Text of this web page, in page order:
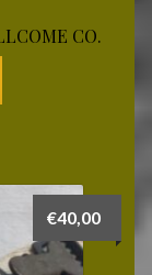
CO.
€40,00